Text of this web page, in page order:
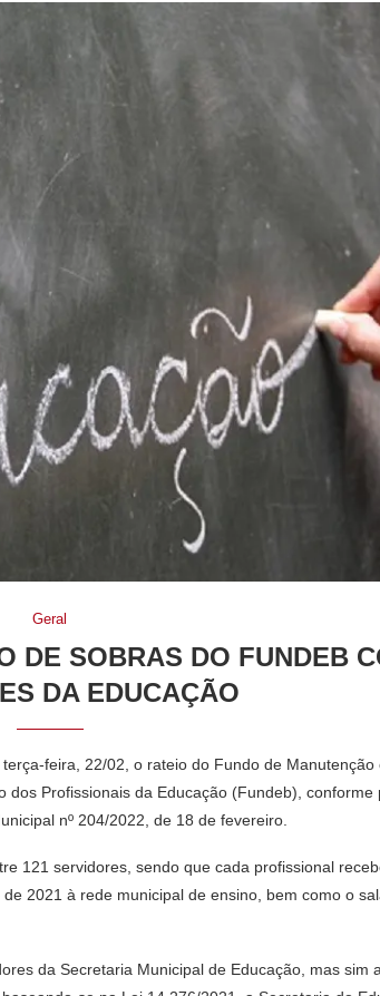
Geral
DE SOBRAS DO FUNDEB
DA EDUCAÇÃO
feira, 22/02, o rateio do Fundo de Manutenção
dos Profissionais da Educação (Fundeb), conforme
nº 204/2022, de 18 de fevereiro.
121 servidores, sendo que cada profissional
2021 à rede municipal de ensino, bem como o
da Secretaria Municipal de Educação, mas sim